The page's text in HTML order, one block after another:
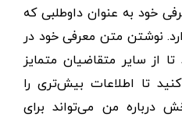
خود به عنوان داوطلبی که
نوشتن متن معرفی خود در
از سایر متقاضیان متمایز
تا اطلاعات بیش‌تری را
درباره من می‌تواند برای